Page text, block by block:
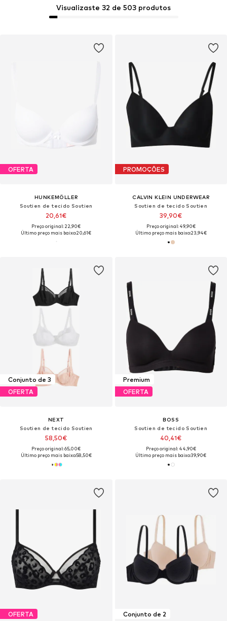
Visualizaste 32 de 503 produtos
OFERTA
HUNKEMÖLLER
Soutien de tecido Soutien
20,61€
Preço original: 22,90€
Último preço mais baixo:20,61€
PROMOÇÕES
CALVIN KLEIN UNDERWEAR
Soutien de tecido Soutien
39,90€
Preço original: 49,90€
Último preço mais baixo:23,94€
Conjunto de 3
OFERTA
NEXT
Soutien de tecido Soutien
58,50€
Preço original: 65,00€
Último preço mais baixo:58,50€
Premium
OFERTA
BOSS
Soutien de tecido Soutien
40,41€
Preço original: 44,90€
Último preço mais baixo:39,90€
OFERTA Conjunto de 2